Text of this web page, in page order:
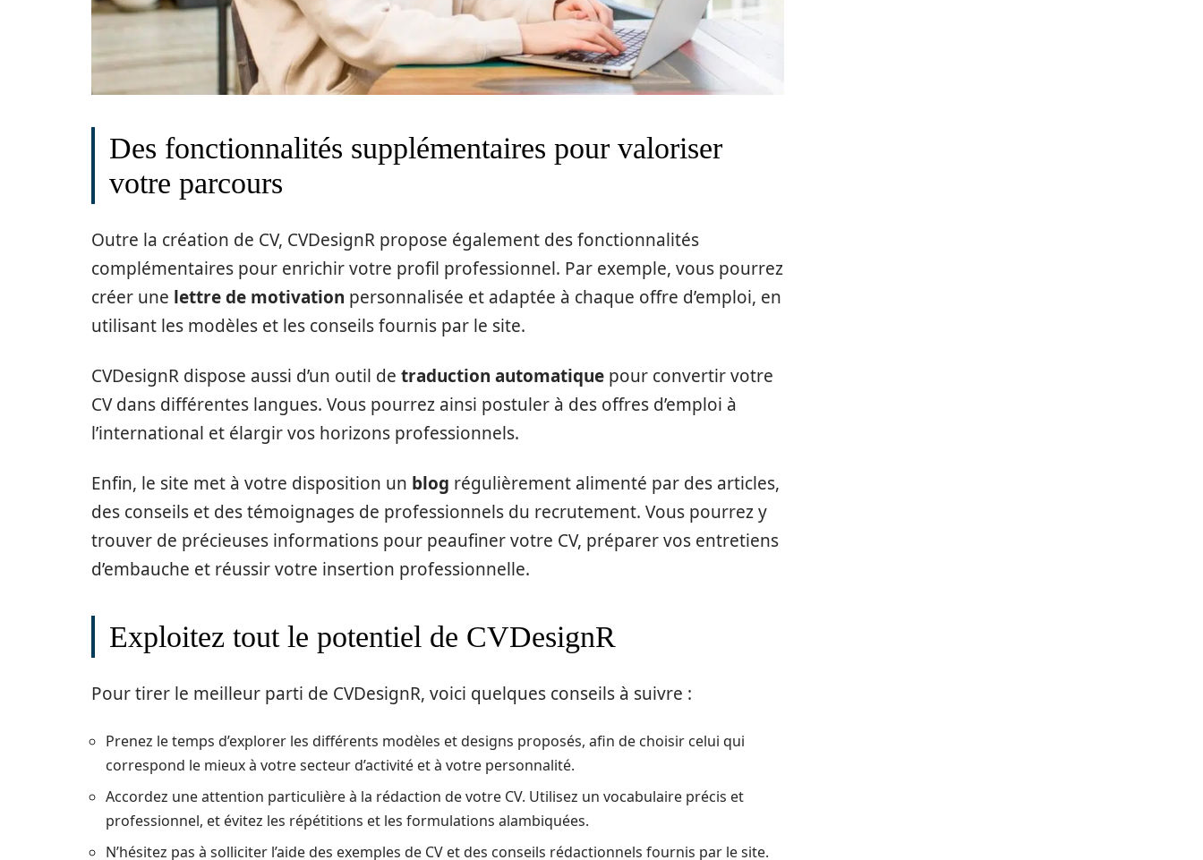
Des fonctionnalités supplémentaires pour valoriser
votre parcours
Outre la création de CV, CVDesignR propose également des fonctionnalités
complémentaires pour enrichir votre profil professionnel. Par exemple, vous pourrez
créer une lettre de motivation personnalisée et adaptée à chaque offre d’emploi, en
utilisant les modèles et les conseils fournis par le site.
CVDesignR dispose aussi d’un outil de traduction automatique pour convertir votre
CV dans différentes langues. Vous pourrez ainsi postuler à des offres d’emploi à
l’international et élargir vos horizons professionnels.
Enfin, le site met à votre disposition un blog régulièrement alimenté par des articles,
des conseils et des témoignages de professionnels du recrutement. Vous pourrez y
trouver de précieuses informations pour peaufiner votre CV, préparer vos entretiens
d’embauche et réussir votre insertion professionnelle.
Exploitez tout le potentiel de CVDesignR
Pour tirer le meilleur parti de CVDesignR, voici quelques conseils à suivre :
Prenez le temps d’explorer les différents modèles et designs proposés, afin de choisir celui qui
correspond le mieux à votre secteur d’activité et à votre personnalité.
Accordez une attention particulière à la rédaction de votre CV. Utilisez un vocabulaire précis et
professionnel, et évitez les répétitions et les formulations alambiquées.
N’hésitez pas à solliciter l’aide des exemples de CV et des conseils rédactionnels fournis par le site.